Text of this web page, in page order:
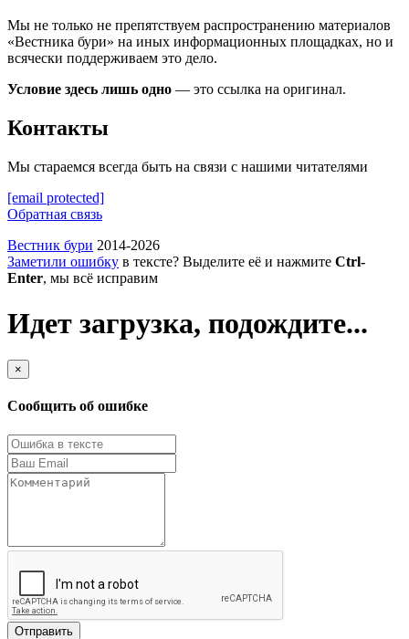
Мы не только не препятствуем распространению материалов
«Вестника бури» на иных информационных площадках, но и
всячески поддерживаем это дело.
Условие здесь лишь одно — это ссылка на оригинал.
Контакты
Мы стараемся всегда быть на связи с нашими читателями
[email protected]
Обратная связь
Вестник бури 2014-2026
Заметили ошибку в тексте? Выделите её и нажмите Ctrl-
Enter, мы всё исправим
Идет загрузка, подождите...
×
Сообщить об ошибке
Отправить